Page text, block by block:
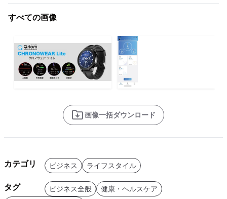
すべての画像
画像一括ダウンロード
カテゴリ ビジネス ライフスタイル
タグ ビジネス全般
健康・ヘルスケア